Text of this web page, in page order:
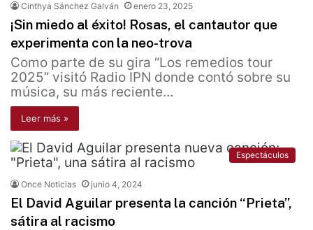
Cinthya Sánchez Galván enero 23, 2025
¡Sin miedo al éxito! Rosas, el cantautor que
experimenta con la neo-trova
Como parte de su gira “Los remedios tour
2025” visitó Radio IPN donde contó sobre su
música, su más reciente…
Leer más »
Espectáculos
Once Noticias junio 4, 2024
El David Aguilar presenta la canción “Prieta”,
sátira al racismo